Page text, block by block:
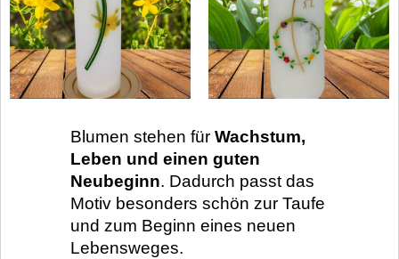
Blumen stehen für Wachstum,
Leben und einen guten
Neubeginn. Dadurch passt das
Motiv besonders schön zur Taufe
und zum Beginn eines neuen
Lebensweges.